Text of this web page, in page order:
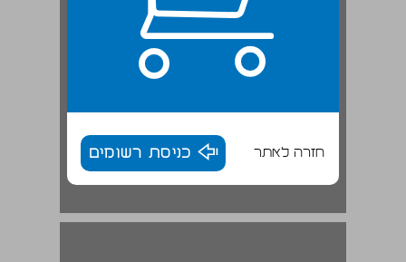
חזרה לאתר כניסת רשומים